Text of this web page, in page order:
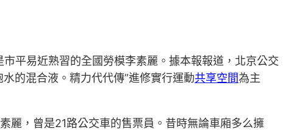
平易近熟習的全國勞模李素麗。據本報報道，北京公交
的混合液。精力代代傳”進修實行運動共享空間為主
麗，曾是21路公交車的售票員。昔時無論車廂多么擁